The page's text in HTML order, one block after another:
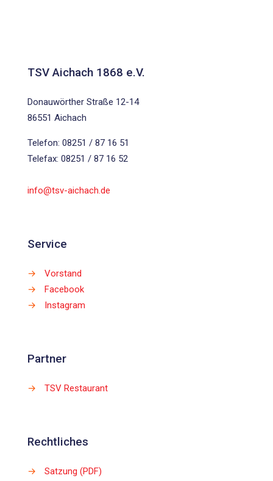
TSV Aichach 1868 e.V.
Donauwörther Straße 12-14
86551 Aichach
Telefon: 08251 / 87 16 51
Telefax: 08251 / 87 16 52
info@tsv-aichach.de
Service
→
Vorstand
→
Facebook
→
Instagram
Partner
→ TSV Restaurant
Rechtliches
→ Satzung (PDF)